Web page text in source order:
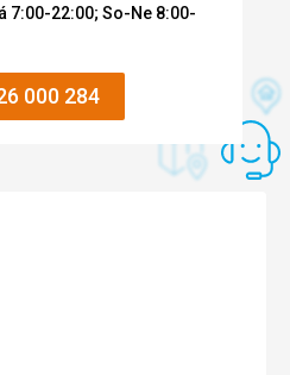
kopce a kochali se nádherným
i když je škaredě.
7:00-22:00; So-Ne 8:00-
000 284